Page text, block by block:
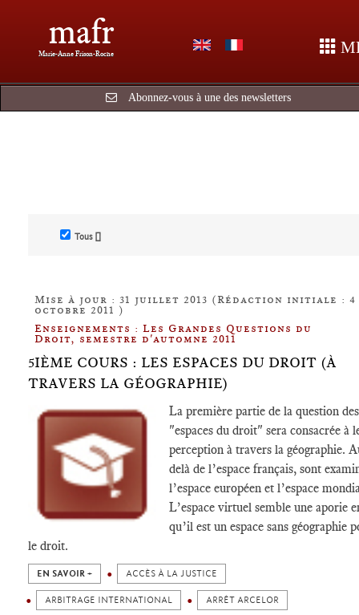
mafr
Marie-Anne Frison-Roche
Abonnez-vous à une des newsletters
Tous []
Mise à jour : 31 juillet 2013 (Rédaction initiale : 4
octobre 2011 )
Enseignements : Les Grandes Questions du
Droit, semestre d'automne 2011
5IÈME COURS : LES ESPACES DU DROIT (À
TRAVERS LA GÉOGRAPHIE)
La première partie de la question des
"espaces du droit" sera consacrée à
perception à travers la géographie.
delà de l’espace français, sont
l’espace européen et l’espace
L’espace virtuel semble une aporie
qu’il est un espace sans géographie
le droit.
EN SAVOIR + ACCÈS À LA JUSTICE
ARBITRAGE INTERNATIONAL ARRÊT ARCELOR